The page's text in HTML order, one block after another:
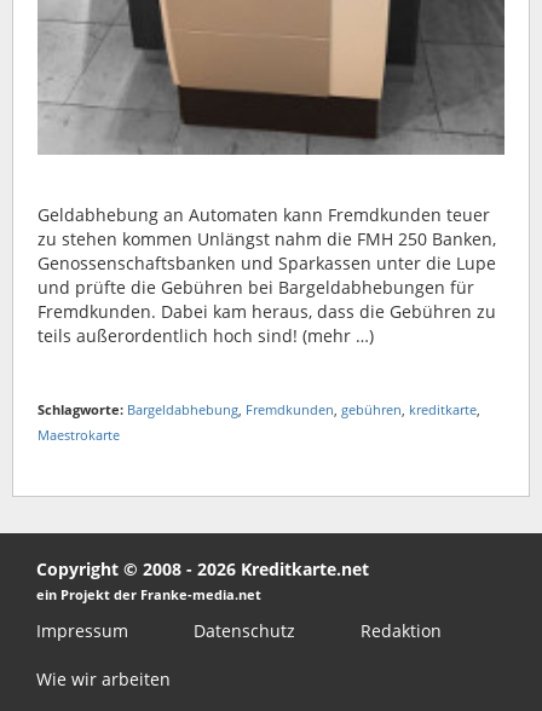
Geldabhebung an Automaten kann Fremdkunden teuer
zu stehen kommen Unlängst nahm die FMH 250 Banken,
Genossenschaftsbanken und Sparkassen unter die Lupe
und prüfte die Gebühren bei Bargeldabhebungen für
Fremdkunden. Dabei kam heraus, dass die Gebühren zu
teils außerordentlich hoch sind! (mehr …)
Schlagworte: Bargeldabhebung Fremdkunden gebühren kreditkarte
Maestrokarte
Copyright © 2008 - 2026 Kreditkarte.net
ein Projekt der Franke-media.net
Impressum Datenschutz Redaktion
Wie wir arbeiten